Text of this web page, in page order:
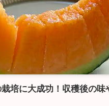
培に大成功！収穫後の味